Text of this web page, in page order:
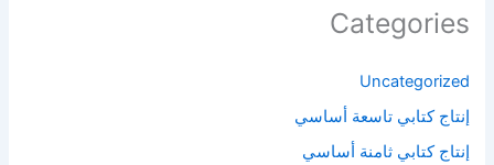
Categories
Uncategorized
إنتاج كتابي تاسعة أساسي
إنتاج كتابي ثامنة أساسي